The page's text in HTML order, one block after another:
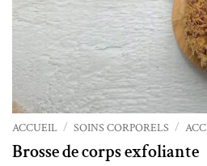
ACCUEIL / SOINS CORPORELS /
Brosse de corps exfoliante